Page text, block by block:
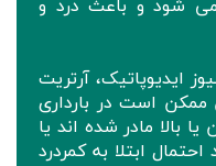
می شود و باعث درد و
ایدیوپاتیک، آرتریت
ممکن است در بارداری
بالا مادر شده اند یا
ابتلا به کمردرد